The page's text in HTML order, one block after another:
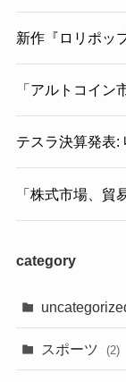
新作『ロリポッ
「アルトコイン
テスラ決算発表:
「株式市場、貿
category
スポーツ (2)